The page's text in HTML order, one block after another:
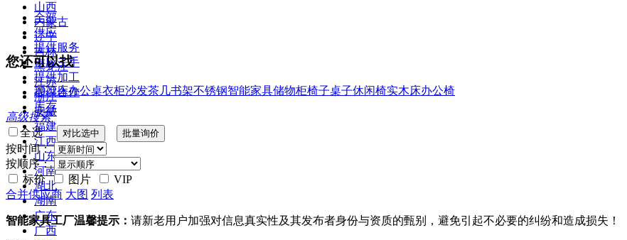
山西
内蒙古
辽宁
吉林
黑龙江
江苏
浙江
安徽
福建
江西
山东
河南
湖北
湖南
广东
广西
全部
供应
提供服务
供应二手
提供加工
提供合作
库存
您还可以找
2022床办公桌衣柜沙发茶几书架不锈钢智能家具储物柜椅子桌子休闲椅实木床办公椅
高级搜索
全选
按时间：
按顺序：
标价
图片
VIP
合并供应商 大图 列表
智能家具工厂温馨提示： 请新老用户加强对信息真实性及其发布者身份与资质的甄别，避免引起不必要的纠纷和造成损失！